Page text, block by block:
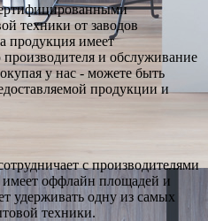
техники от заводов
продукция имеет
и обслуживание
у нас - можете быть
продукции и
с производителями
оффлайн площадей и
удерживать одну из самых
техники.